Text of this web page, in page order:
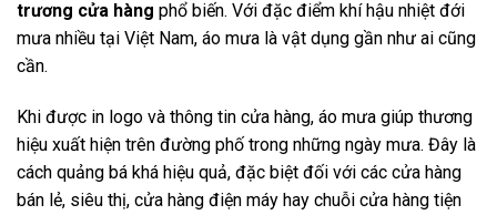
trương cửa hàng phổ biến. Với đặc điểm khí hậu nhiệt đới
mưa nhiều tại Việt Nam, áo mưa là vật dụng gần như ai cũng
cần.
Khi được in logo và thông tin cửa hàng, áo mưa giúp thương
hiệu xuất hiện trên đường phố trong những ngày mưa. Đây là
cách quảng bá khá hiệu quả, đặc biệt đối với các cửa hàng
bán lẻ, siêu thị, cửa hàng điện máy hay chuỗi cửa hàng tiện